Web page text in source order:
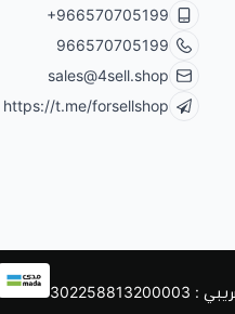
+966570705199
966570705199
sales@4sell.shop
https://t.me/forsellshop